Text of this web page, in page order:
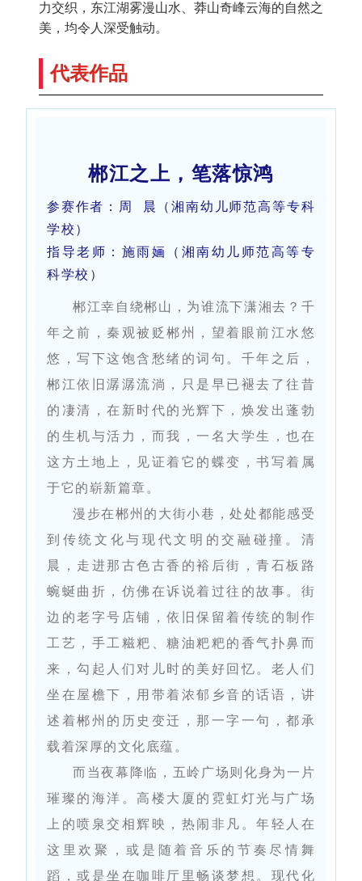
力交织，东江湖雾漫山水、莽山奇峰云海的自然之
美，均令人深受触动。
代表作品
郴江之上，笔落惊鸿
参赛作者：周 晨（湘南幼儿师范高等专科
学校）
指导老师：施雨婳（湘南幼儿师范高等专
科学校）
郴江幸自绕郴山，为谁流下潇湘去？千
年之前，秦观被贬郴州，望着眼前江水悠
悠，写下这饱含愁绪的词句。千年之后，
郴江依旧潺潺流淌，只是早已褪去了往昔
的凄清，在新时代的光辉下，焕发出蓬勃
的生机与活力，而我，一名大学生，也在
这方土地上，见证着它的蝶变，书写着属
于它的崭新篇章。
漫步在郴州的大街小巷，处处都能感受
到传统文化与现代文明的交融碰撞。清
晨，走进那古色古香的裕后街，青石板路
蜿蜒曲折，仿佛在诉说着过往的故事。街
边的老字号店铺，依旧保留着传统的制作
工艺，手工糍粑、糖油粑粑的香气扑鼻而
来，勾起人们对儿时的美好回忆。老人们
坐在屋檐下，用带着浓郁乡音的话语，讲
述着郴州的历史变迁，那一字一句，都承
载着深厚的文化底蕴。
而当夜幕降临，五岭广场则化身为一片
璀璨的海洋。高楼大厦的霓虹灯光与广场
上的喷泉交相辉映，热闹非凡。年轻人在
这里欢聚，或是随着音乐的节奏尽情舞
蹈，或是坐在咖啡厅里畅谈梦想。现代化